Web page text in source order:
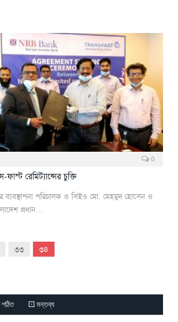
0
রেমিট্যান্সের চুক্তি
ব্যবস্থাপনা পরিচালক ও সিইও মো. মেহমুদ হোসেন ও
প্রধান…
৩৩ ৩৪
⚀ মন্তব্য